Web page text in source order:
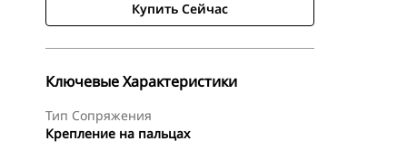
Купить Сейчас
Ключевые Характеристики
Тип Сопряжения
Крепление на пальцах